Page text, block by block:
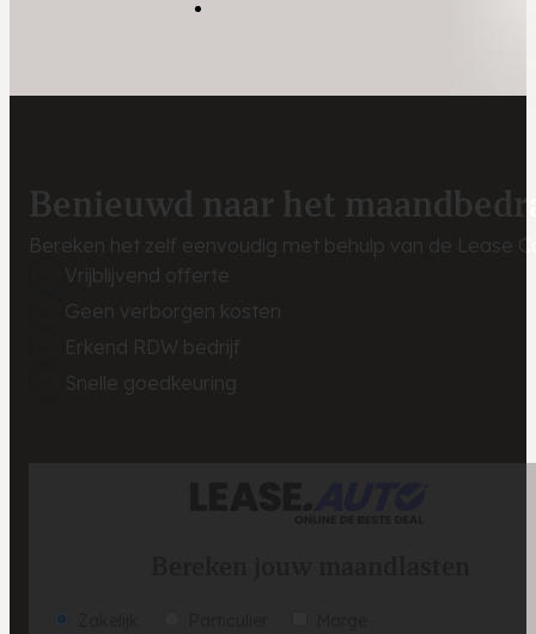
Benieuwd naar het
Bereken het zelf eenvoudig met behulp van de Lease
Vrijblijvend offerte
Geen verborgen kosten
Erkend RDW bedrijf
Snelle goedkeuring